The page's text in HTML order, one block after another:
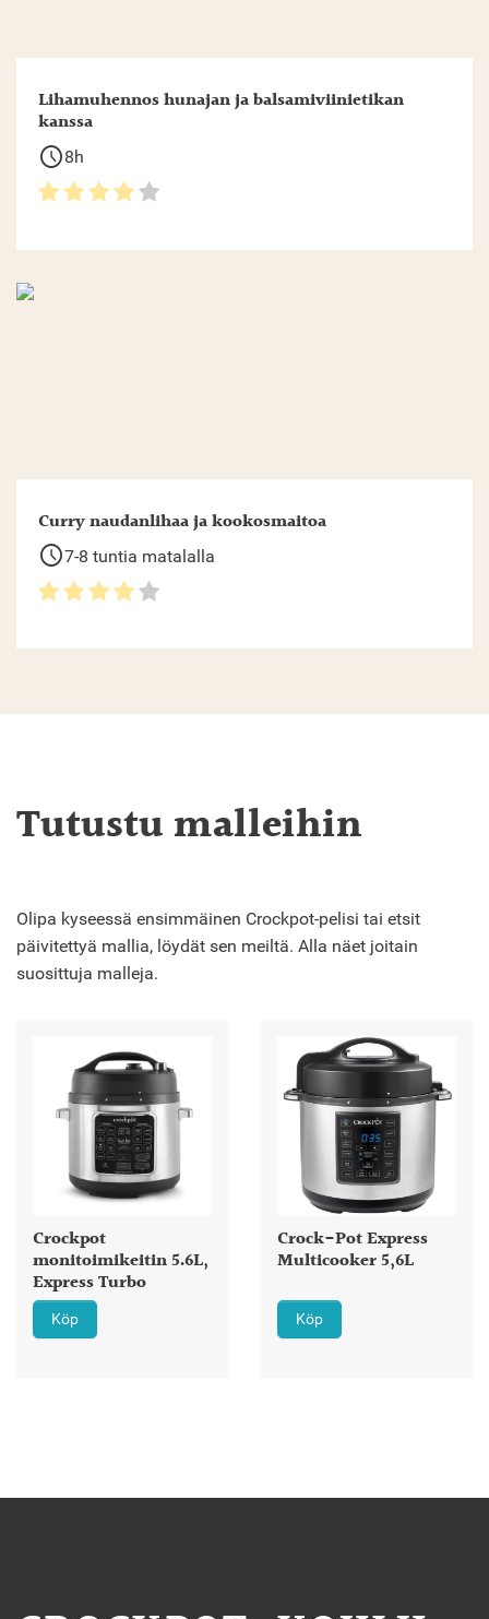
Lihamuhennos hunajan ja balsamiviinietikan
kanssa
schedule8h
Curry naudanlihaa ja kookosmaitoa
schedule7-8 tuntia matalalla
Tutustu malleihin
Olipa kyseessä ensimmäinen Crockpot-pelisi tai etsit
päivitettyä mallia, löydät sen meiltä. Alla näet joitain
suosittuja malleja.
Crockpot
monitoimikeitin 5.6L,
Express Turbo
Köp
Crock-Pot Express
Multicooker 5,6L
Köp